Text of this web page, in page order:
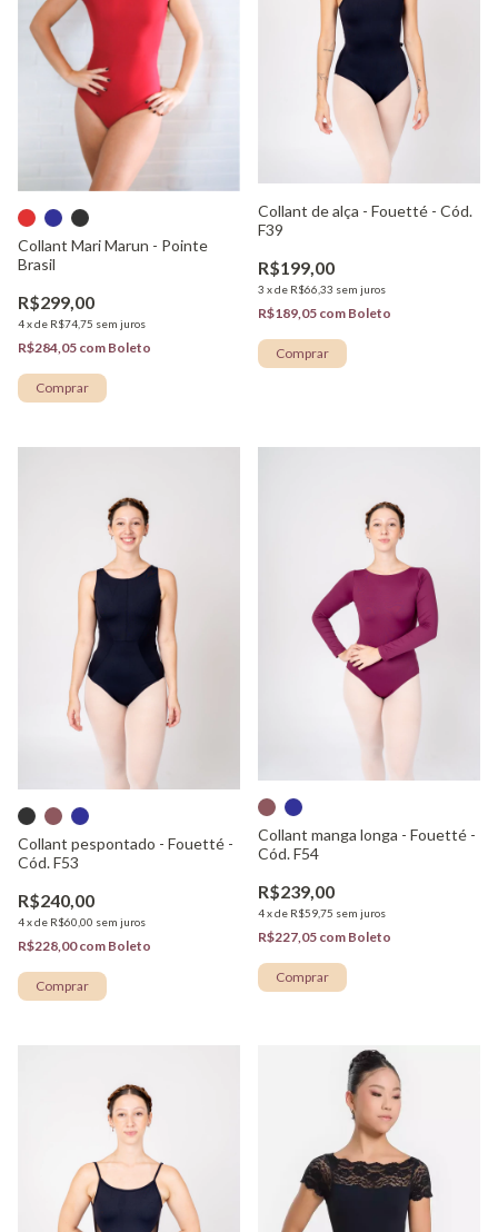
Collant Mari Marun - Pointe
Brasil
R$299,00
4xde R$74,75 sem juros
R$284,05 com Boleto
Comprar
Collant de alça - Fouetté - Cód.
F39
R$199,00
3 xde R$66,33 sem juros
R$189,05 com Boleto
Comprar
Collant pespontado - Fouetté -
Cód. F53
R$240,00
4xde R$60,00 sem juros
R$228,00com Boleto
Comprar
Collant manga longa - Fouetté -
Cód. F54
R$239,00
4xde R$59,75 sem juros
R$227,05 com Boleto
Comprar